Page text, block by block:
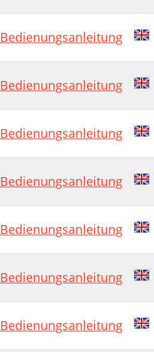
Bedienungsanleitung
Bedienungsanleitung
Bedienungsanleitung
Bedienungsanleitung
Bedienungsanleitung
Bedienungsanleitung
Bedienungsanleitung